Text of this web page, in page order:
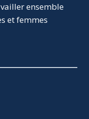
ensemble
et femmes